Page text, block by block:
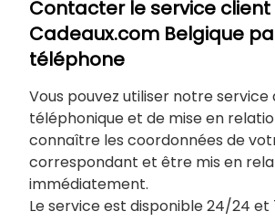
Contacter le service
Cadeaux.com Belgique
téléphone
Vous pouvez utiliser notre service
téléphonique et de mise en
connaître les coordonnées de
correspondant et être mis en
immédiatement.
Le service est disponible 24/24 et